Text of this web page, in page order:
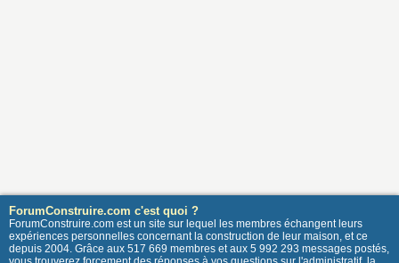
ForumConstruire.com c'est quoi ?
ForumConstruire.com est un site sur lequel les membres échangent leurs
expériences personnelles concernant la construction de leur maison, et ce
depuis 2004. Grâce aux 517 669 membres et aux 5 992 293 messages postés,